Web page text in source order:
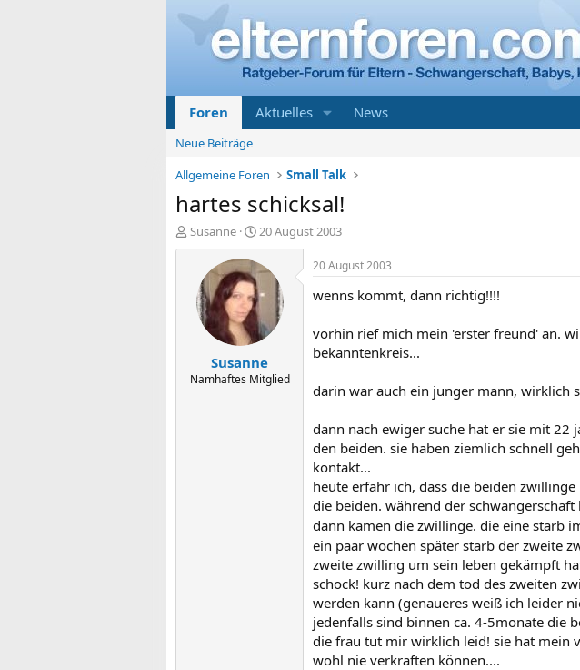
Foren Aktuelles News
Neue Beiträge
Allgemeine Foren
Small Talk
hartes schicksal!
E
r
Susanne
E
r
s
e
l
l
t
a
m
20 August 2003
Susanne
Namhaftes Mitglied
20 August 2003
wenns kommt, dann richtig!!!!
vorhin rief mich mein 'erster freund' an.
bekanntenkreis...
darin war auch ein junger mann, wirklich
dann nach ewiger suche hat er sie mit
den beiden. sie haben ziemlich schnell
kontakt...
heute erfahr ich, dass die beiden
die beiden. während der
dann kamen die zwillinge. die eine starb
ein paar wochen später starb der zweite
zweite zwilling um sein leben gekämpft
schock! kurz nach dem tod des zweiten
werden kann (genaueres weiß ich leider
jedenfalls sind binnen ca. 4-5monate die
die frau tut mir wirklich leid! sie hat mein
wohl nie verkraften können....